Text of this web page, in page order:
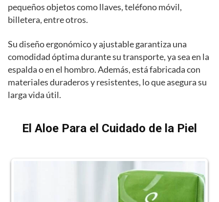
pequeños objetos como llaves, teléfono móvil,
billetera, entre otros.
Su diseño ergonómico y ajustable garantiza una
comodidad óptima durante su transporte, ya sea en la
espalda o en el hombro. Además, está fabricada con
materiales duraderos y resistentes, lo que asegura su
larga vida útil.
El Aloe Para el Cuidado de la Piel